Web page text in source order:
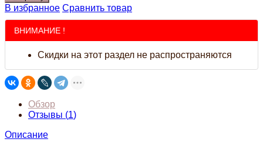
В избранное Сравнить товар
ВНИМАНИЕ !
Скидки на этот раздел не распространяются
Обзор
Отзывы (1)
Описание